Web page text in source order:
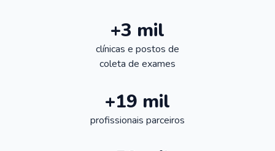
+3 mil
clínicas e postos de
coleta de exames
+19 mil
profissionais parceiros